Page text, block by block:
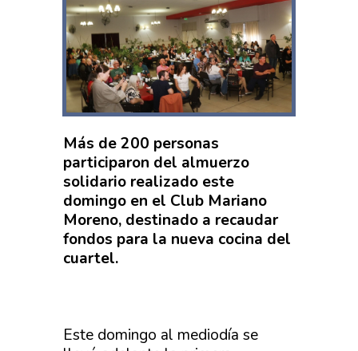
Más de 200 personas
participaron del almuerzo
solidario realizado este
domingo en el Club Mariano
Moreno, destinado a recaudar
fondos para la nueva cocina del
cuartel.
Este domingo al mediodía se